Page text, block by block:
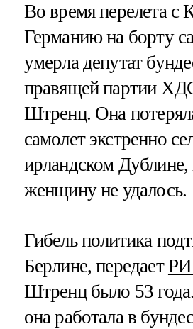
Во время перелета с
Германию на борту
умерла депутат
правящей партии
Штренц. Она
самолет экстренно
ирландском Дублине,
женщину не удалось.
Гибель политика
Берлине, передает
Штренц было 53
она работала в